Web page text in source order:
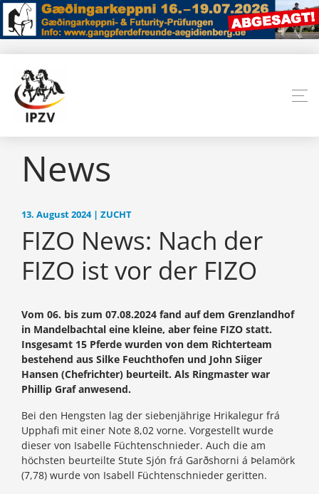
News
13. August 2024 | ZUCHT
FIZO News: Nach der
FIZO ist vor der FIZO
Vom 06. bis zum 07.08.2024 fand auf dem Grenzlandhof
in Mandelbachtal eine kleine, aber feine FIZO statt.
Insgesamt 15 Pferde wurden von dem Richterteam
bestehend aus Silke Feuchthofen und John Siiger
Hansen (Chefrichter) beurteilt. Als Ringmaster war
Phillip Graf anwesend.
Bei den Hengsten lag der siebenjährige Hrikalegur frá
Upphafi mit einer Note 8,02 vorne. Vorgestellt wurde
dieser von Isabelle Füchtenschnieder. Auch die am
höchsten beurteilte Stute Sjón frá Garðshorni á Þelamörk
(7,78) wurde von Isabell Füchtenschnieder geritten.